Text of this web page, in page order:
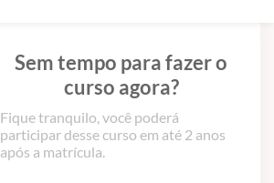
Sem tempo para fazer o
curso agora?
Fique tranquilo, você poderá
participar desse curso em até 2 anos
após a matrícula.